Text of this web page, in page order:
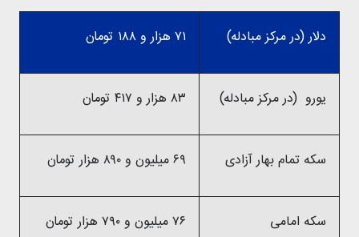
دلار (در مرکز مبادله) ۷۱ هزار و ۱۸۸ تومان
یورو (در مرکز مبادله) ۸۳ هزار و ۴۱۷ تومان
سکه تمام بهار آزادی ۶۹ میلیون و ۸۹۰ هزار تومان
سکه امامی ۷۶ میلیون و ۷۹۰ هزار تومان